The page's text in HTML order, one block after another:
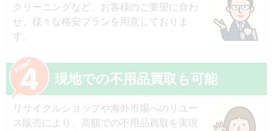
クリーニングなど、お客様のご要望に合わ
せ、様々な格安プランを用意しておりま
す。
現地での不用品買取も可能
リサイクルショップや海外市場へのリユー
ス販売により、高額での不用品買取を実現